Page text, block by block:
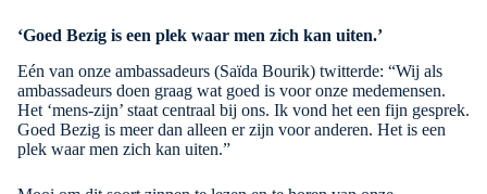
‘Goed Bezig is een plek waar men zich kan uiten.’
Eén van onze ambassadeurs (Saïda Bourik) twitterde: “Wij als
ambassadeurs doen graag wat goed is voor onze medemensen.
Het ‘mens-zijn’ staat centraal bij ons. Ik vond het een fijn gesprek.
Goed Bezig is meer dan alleen er zijn voor anderen. Het is een
plek waar men zich kan uiten.”